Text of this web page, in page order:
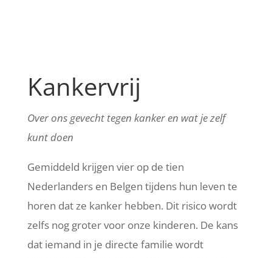
Kankervrij
Over ons gevecht tegen kanker en wat je zelf
kunt doen
Gemiddeld krijgen vier op de tien
Nederlanders en Belgen tijdens hun leven te
horen dat ze kanker hebben. Dit risico wordt
zelfs nog groter voor onze kinderen. De kans
dat iemand in je directe familie wordt